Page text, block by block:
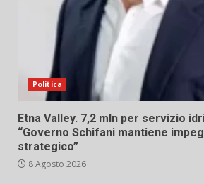
Politica
Etna Valley. 7,2 mln per servizio
“Governo Schifani mantiene
strategico”
8 Agosto 2026